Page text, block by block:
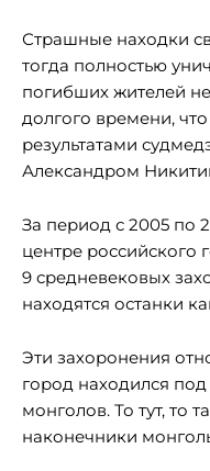
Страшные находки
тогда полностью
погибших жителей
долгого времени,
результатами
Александром
За период с 2005 по
центре российского
9 средневековых
находятся останки
Эти захоронения
город находился
монголов. То тут, то
наконечники